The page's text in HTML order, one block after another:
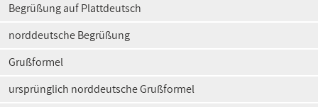
Begrüßung auf Plattdeutsch
norddeutsche Begrüßung
Grußformel
ursprünglich norddeutsche Grußformel